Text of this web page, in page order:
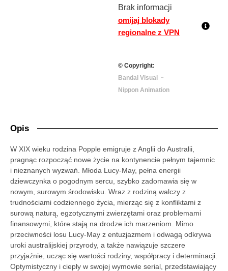
Brak informacji
omijaj blokady
regionalne z VPN
© Copyright:
Bandai Visual-
Nippon Animation
Opis
W XIX wieku rodzina Popple emigruje z Anglii do Australii,
pragnąc rozpocząć nowe życie na kontynencie pełnym tajemnic
i nieznanych wyzwań. Młoda Lucy-May, pełna energii
dziewczynka o pogodnym sercu, szybko zadomawia się w
nowym, surowym środowisku. Wraz z rodziną walczy z
trudnościami codziennego życia, mierząc się z konfliktami z
surową naturą, egzotycznymi zwierzętami oraz problemami
finansowymi, które stają na drodze ich marzeniom. Mimo
przeciwności losu Lucy-May z entuzjazmem i odwagą odkrywa
uroki australijskiej przyrody, a także nawiązuje szczere
przyjaźnie, ucząc się wartości rodziny, współpracy i determinacji.
Optymistyczny i ciepły w swojej wymowie serial, przedstawiający